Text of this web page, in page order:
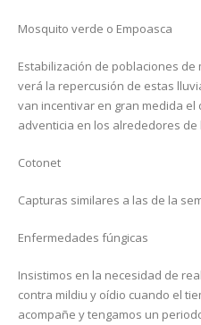
Mosquito verde o Empoasca
Estabilización de poblaciones
verá la repercusión de estas
van incentivar en gran medida
adventicia en los alrededores de
Cotonet
Capturas similares a las de la
Enfermedades fúngicas
Insistimos en la necesidad de
contra mildiu y oídio cuando el
acompañe y tengamos un